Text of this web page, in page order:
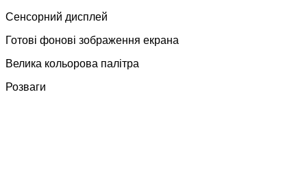
Сенсорний дисплей
Готові фонові зображення екрана
Велика кольорова палітра
Розваги